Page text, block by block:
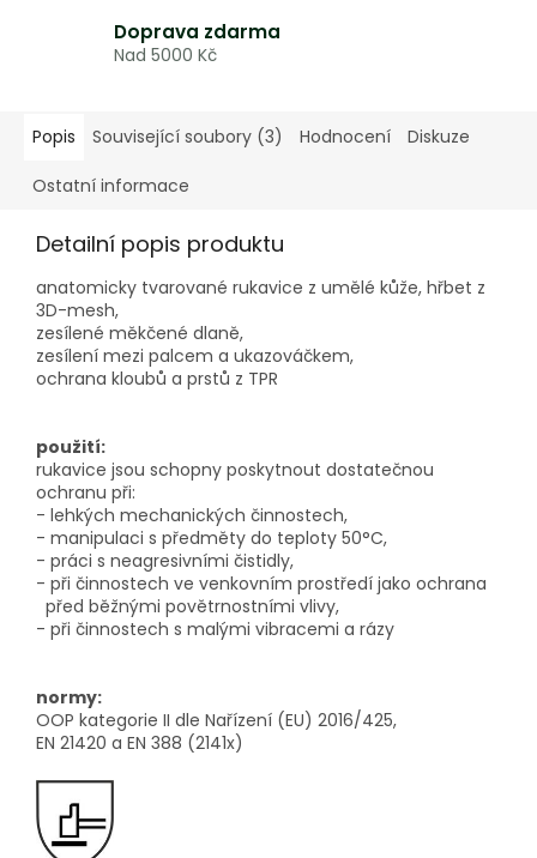
Doprava zdarma
Nad 5000 Kč
Popis Související soubory (3) Hodnocení Diskuze
Ostatní informace
Detailní popis produktu
anatomicky tvarované rukavice z umělé kůže, hřbet z
3D-mesh,
zesílené měkčené dlaně,
zesílení mezi palcem a ukazováčkem,
ochrana kloubů a prstů z TPR
použití:
rukavice jsou schopny poskytnout dostatečnou
ochranu při:
- lehkých mechanických činnostech,
- manipulaci s předměty do teploty 50°C,
- práci s neagresivními čistidly,
- při činnostech ve venkovním prostředí jako ochrana
před běžnými povětrnostními vlivy,
- při činnostech s malými vibracemi a rázy
normy:
OOP kategorie II dle Nařízení (EU) 2016/425,
EN 21420 a EN 388 (2141x)